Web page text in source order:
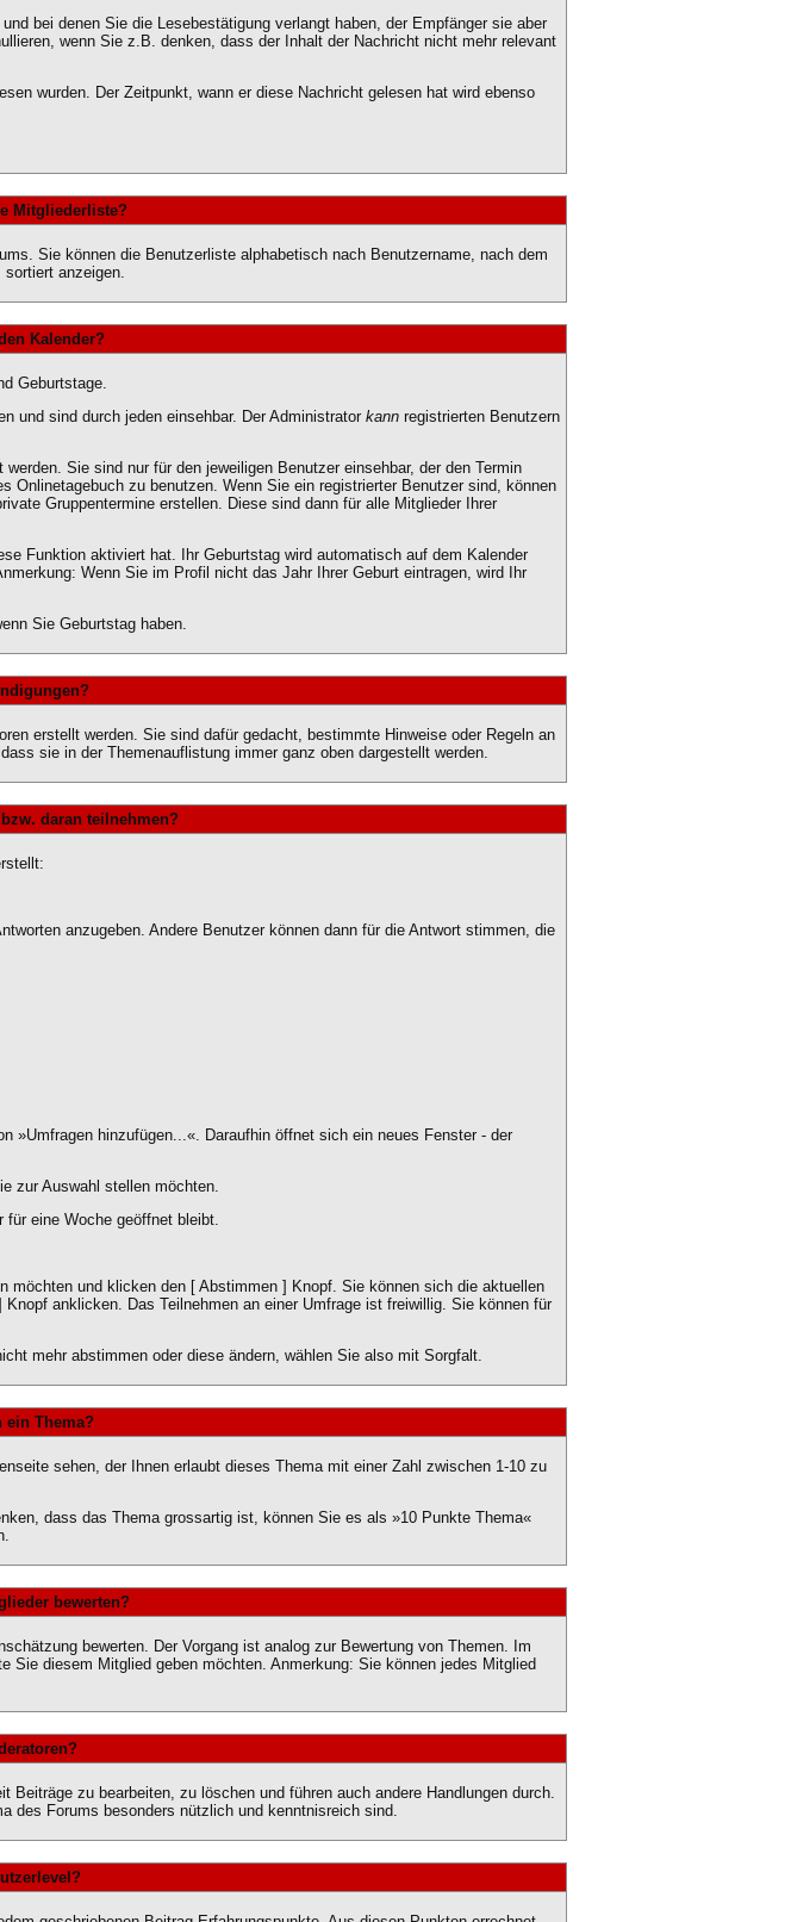
bei denen Sie die Lesebestätigung verlangt haben, der Empfänger sie aber
wenn Sie z.B. denken, dass der Inhalt der Nachricht nicht mehr relevant
wurden. Der Zeitpunkt, wann er diese Nachricht gelesen hat wird ebenso
Mitgliederliste?
Sie können die Benutzerliste alphabetisch nach Benutzername, nach dem
sortiert anzeigen.
Kalender?
Geburtstage.
und sind durch jeden einsehbar. Der Administrator kann registrierten Benutzern
Sie sind nur für den jeweiligen Benutzer einsehbar, der den Termin
Onlinetagebuch zu benutzen. Wenn Sie ein registrierter Benutzer sind, können
Gruppentermine erstellen. Diese sind dann für alle Mitglieder Ihrer
Funktion aktiviert hat. Ihr Geburtstag wird automatisch auf dem Kalender
Wenn Sie im Profil nicht das Jahr Ihrer Geburt eintragen, wird Ihr
Sie Geburtstag haben.
erstellt werden. Sie sind dafür gedacht, bestimmte Hinweise oder Regeln an
sie in der Themenauflistung immer ganz oben dargestellt werden.
daran teilnehmen?
anzugeben. Andere Benutzer können dann für die Antwort stimmen, die
»Umfragen hinzufügen...«. Daraufhin öffnet sich ein neues Fenster - der
zur Auswahl stellen möchten.
eine Woche geöffnet bleibt.
möchten und klicken den [ Abstimmen ] Knopf. Sie können sich die aktuellen
anklicken. Das Teilnehmen an einer Umfrage ist freiwillig. Sie können für
mehr abstimmen oder diese ändern, wählen Sie also mit Sorgfalt.
ein Thema?
sehen, der Ihnen erlaubt dieses Thema mit einer Zahl zwischen 1-10 zu
dass das Thema grossartig ist, können Sie es als »10 Punkte Thema«
bewerten?
bewerten. Der Vorgang ist analog zur Bewertung von Themen. Im
Sie diesem Mitglied geben möchten. Anmerkung: Sie können jedes Mitglied
zu bearbeiten, zu löschen und führen auch andere Handlungen durch.
des Forums besonders nützlich und kenntnisreich sind.